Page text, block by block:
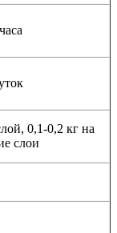
0,1-0,2 кг на
слои